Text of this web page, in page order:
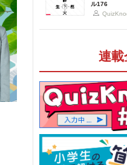
ル176
連載